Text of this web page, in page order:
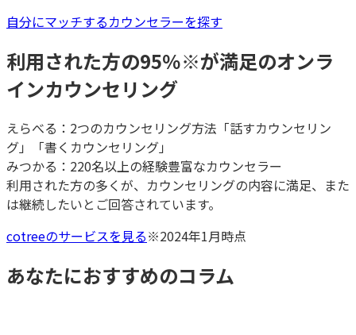
自分にマッチするカウンセラーを探す
利用された方の95％※が満足のオンラ
インカウンセリング
えらべる：2つのカウンセリング方法「話すカウンセリン
グ」「書くカウンセリング」
みつかる：220名以上の経験豊富なカウンセラー
利用された方の多くが、カウンセリングの内容に満足、また
は継続したいとご回答されています。
cotreeのサービスを見る※2024年1月時点
あなたにおすすめのコラム